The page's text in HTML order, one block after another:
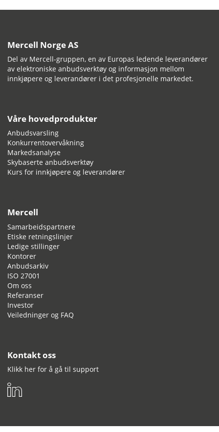
Mercell Norge AS
Del av Mercell-gruppen, en av Europas ledende leverandører
av elektroniske anbudsverktøy og informasjon mellom
innkjøpere og leverandører i det profesjonelle markedet.
Våre hovedprodukter
Anbudsvarsling
Konkurrentovervåkning
Markedsanalyse
Skybaserte anbudsverktøy
Kurs for innkjøpere og leverandører
Mercell
Samarbeidspartnere
Etiske retningslinjer
Ledige stillinger
Kontorer
Anbudsarkiv
ISO 27001
Om oss
Referanser
Investor
Veiledninger og FAQ
Kontakt oss
Klikk her for å gå til support